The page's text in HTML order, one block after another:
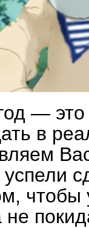
— это
в
успели
чтобы
не